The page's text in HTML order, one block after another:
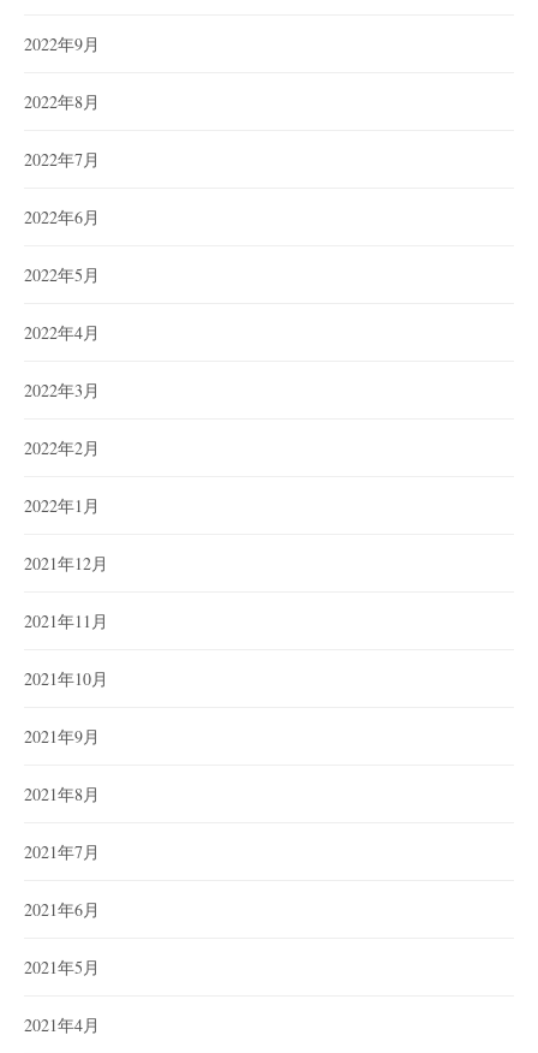
2022年9月
2022年8月
2022年7月
2022年6月
2022年5月
2022年4月
2022年3月
2022年2月
2022年1月
2021年12月
2021年11月
2021年10月
2021年9月
2021年8月
2021年7月
2021年6月
2021年5月
2021年4月